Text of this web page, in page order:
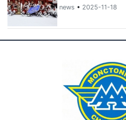
news • 2025-11-18